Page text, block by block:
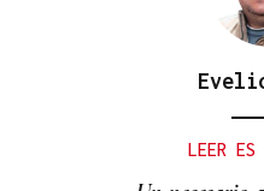
LEER ES